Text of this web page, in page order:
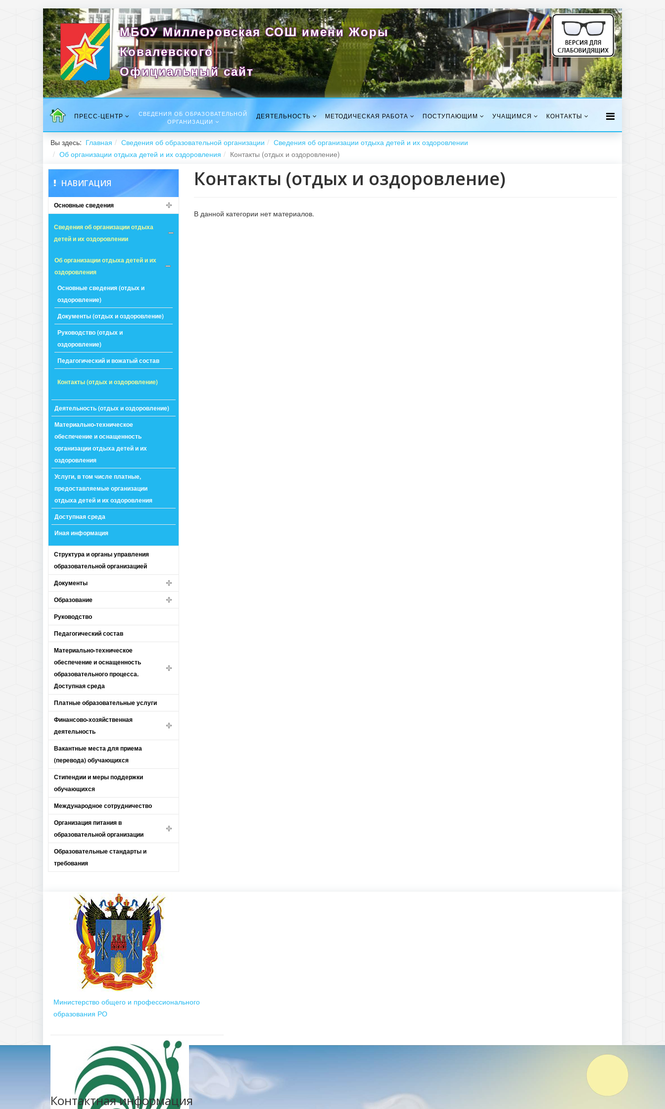
МБОУ Миллеровская СОШ имени Жоры
Ковалевского
Официальный сайт
ПРЕСС-ЦЕНТР
СВЕДЕНИЯ ОБ ОБРАЗОВАТЕЛЬНОЙ
ОРГАНИЗАЦИИ
ДЕЯТЕЛЬНОСТЬ МЕТОДИЧЕСКАЯ РАБОТА ПОСТУПАЮЩИМ УЧАЩИМСЯ КОНТАКТЫ
Вы здесь: Главная Сведения об образовательной организации
Сведения об организации отдыха детей и их оздоровлении
Об организации отдыха детей и их оздоровления
Контакты (отдых и оздоровление)
НАВИГАЦИЯ
Основные сведения
Сведения об организации отдыха
детей и их оздоровлении
Об организации отдыха детей и их
оздоровления
Основные сведения (отдых и
оздоровление)
Документы (отдых и оздоровление)
Руководство (отдых и
оздоровление)
Педагогический и вожатый состав
Контакты (отдых и оздоровление)
Деятельность (отдых и оздоровление)
Материально-техническое
обеспечение и оснащенность
организации отдыха детей и их
оздоровления
Услуги, в том числе платные,
предоставляемые организации
отдыха детей и их оздоровления
Доступная среда
Иная информация
Структура и органы управления
образовательной организацией
Документы
Образование
Руководство
Педагогический состав
Материально-техническое
обеспечение и оснащенность
образовательного процесса.
Доступная среда
Платные образовательные услуги
Финансово-хозяйственная
деятельность
Вакантные места для приема
(перевода) обучающихся
Стипендии и меры поддержки
обучающихся
Международное сотрудничество
Организация питания в
образовательной организации
Образовательные стандарты и
требования
Контакты (отдых и оздоровление)
В данной категории нет материалов.
Министерство общего и профессионального
образования РО
Контактная информация